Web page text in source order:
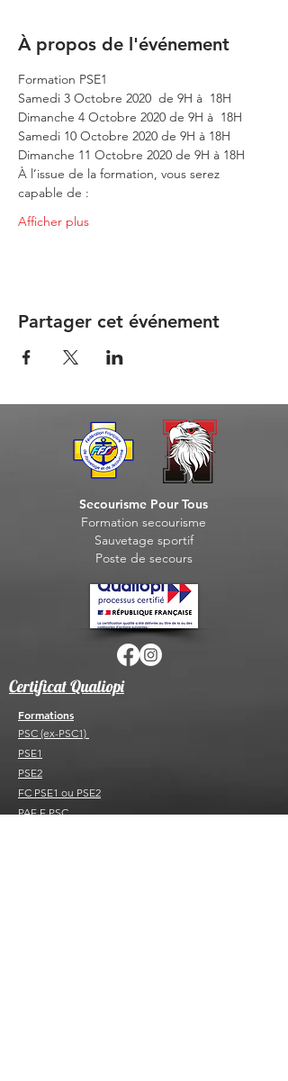
À propos de l'événement
Formation PSE1
Samedi 3 Octobre 2020  de 9H à  18H
Dimanche 4 Octobre 2020 de 9H à  18H
Samedi 10 Octobre 2020 de 9H à 18H
Dimanche 11 Octobre 2020 de 9H à 18H
À l’issue de la formation, vous serez
capable de :
Afficher plus
Partager cet événement
Secourisme Pour Tous
Formation secourisme
Sauvetage sportif
Poste de secours
Certificat Qualiopi
Formations
PSC (ex-PSC1)
PSE1
PSE2
FC PSE1 ou PSE2
PAE F PSC